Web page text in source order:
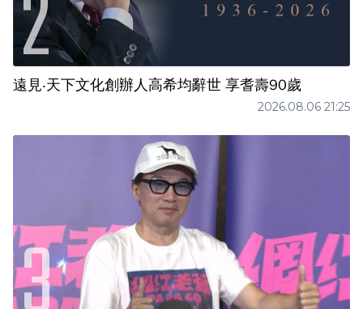
遠見‧天下文化創辦人高希均辭世 享耆壽90歲
2026.08.06 21:25